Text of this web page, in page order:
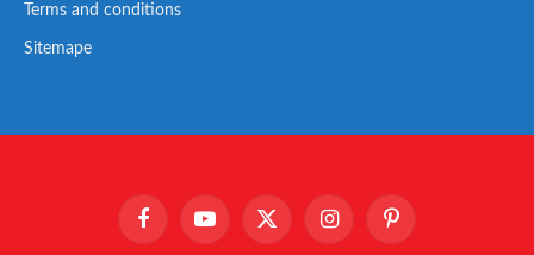
Terms and conditions
Sitemape
FacebookYouTube X
InstagramPinterest